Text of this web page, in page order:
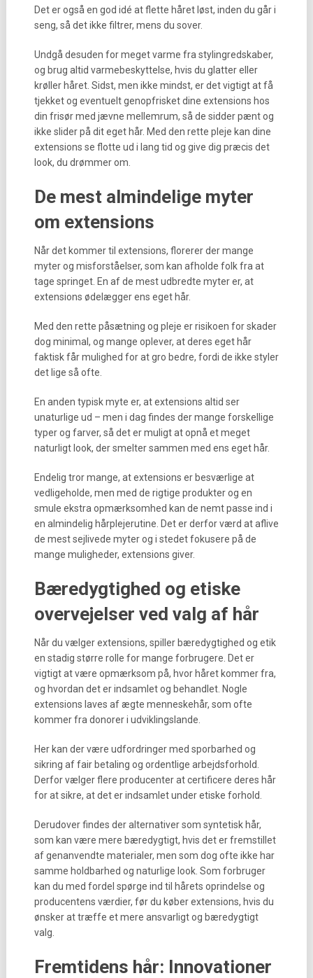
Det er også en god idé at flette håret løst, inden du går i
seng, så det ikke filtrer, mens du sover.
Undgå desuden for meget varme fra stylingredskaber,
og brug altid varmebeskyttelse, hvis du glatter eller
krøller håret. Sidst, men ikke mindst, er det vigtigt at få
tjekket og eventuelt genopfrisket dine extensions hos
din frisør med jævne mellemrum, så de sidder pænt og
ikke slider på dit eget hår. Med den rette pleje kan dine
extensions se flotte ud i lang tid og give dig præcis det
look, du drømmer om.
De mest almindelige myter
om extensions
Når det kommer til extensions, florerer der mange
myter og misforståelser, som kan afholde folk fra at
tage springet. En af de mest udbredte myter er, at
extensions ødelægger ens eget hår.
Med den rette påsætning og pleje er risikoen for skader
dog minimal, og mange oplever, at deres eget hår
faktisk får mulighed for at gro bedre, fordi de ikke styler
det lige så ofte.
En anden typisk myte er, at extensions altid ser
unaturlige ud – men i dag findes der mange forskellige
typer og farver, så det er muligt at opnå et meget
naturligt look, der smelter sammen med ens eget hår.
Endelig tror mange, at extensions er besværlige at
vedligeholde, men med de rigtige produkter og en
smule ekstra opmærksomhed kan de nemt passe ind i
en almindelig hårplejerutine. Det er derfor værd at aflive
de mest sejlivede myter og i stedet fokusere på de
mange muligheder, extensions giver.
Bæredygtighed og etiske
overvejelser ved valg af hår
Når du vælger extensions, spiller bæredygtighed og etik
en stadig større rolle for mange forbrugere. Det er
vigtigt at være opmærksom på, hvor håret kommer fra,
og hvordan det er indsamlet og behandlet. Nogle
extensions laves af ægte menneskehår, som ofte
kommer fra donorer i udviklingslande.
Her kan der være udfordringer med sporbarhed og
sikring af fair betaling og ordentlige arbejdsforhold.
Derfor vælger flere producenter at certificere deres hår
for at sikre, at det er indsamlet under etiske forhold.
Derudover findes der alternativer som syntetisk hår,
som kan være mere bæredygtigt, hvis det er fremstillet
af genanvendte materialer, men som dog ofte ikke har
samme holdbarhed og naturlige look. Som forbruger
kan du med fordel spørge ind til hårets oprindelse og
producentens værdier, før du køber extensions, hvis du
ønsker at træffe et mere ansvarligt og bæredygtigt
valg.
Fremtidens hår: Innovationer